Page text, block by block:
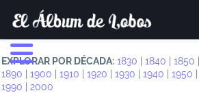
EXPLORAR POR DÉCADA: 1830 1840 1850
1890
1900 1910 1920 1930 1940 1950
1990
2000